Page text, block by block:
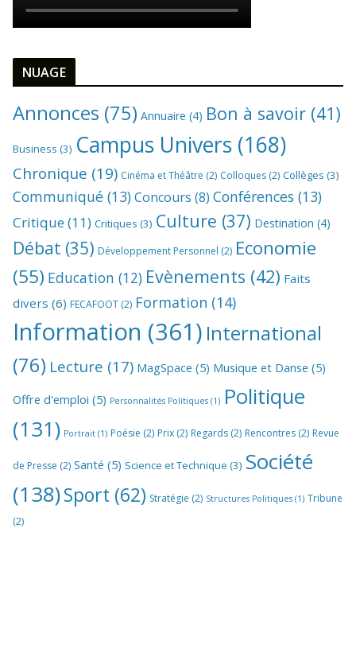
NUAGE
Annonces (75) Annuaire (4) Bon à savoir (41)
Business (3) Campus Univers (168)
Chronique (19) Cinéma et Théâtre (2) Colloques (2) Collèges (3)
Communiqué (13)Concours (8) Conférences (13)
Critique(11) Critiques (3) Culture (37) Destination (4)
Débat (35) Développement Personnel (2) Economie
(55) Education (12) Evènements (42) Faits
divers (6) FECAFOOT (2) Formation (14)
Information (361) International
(76) Lecture (17) MagSpace (5) Musique et Danse (5)
Offre d'emploi (5) Personnalités Politiques (1) Politique
(131) Portrait (1) Poésie (2) Prix (2) Regards (2) Rencontres (2) Revue
de Presse (2) Santé (5) Science et Technique (3) Société
(138)Sport (62) Stratégie (2) Structures Politiques (1) Tribune
(2)